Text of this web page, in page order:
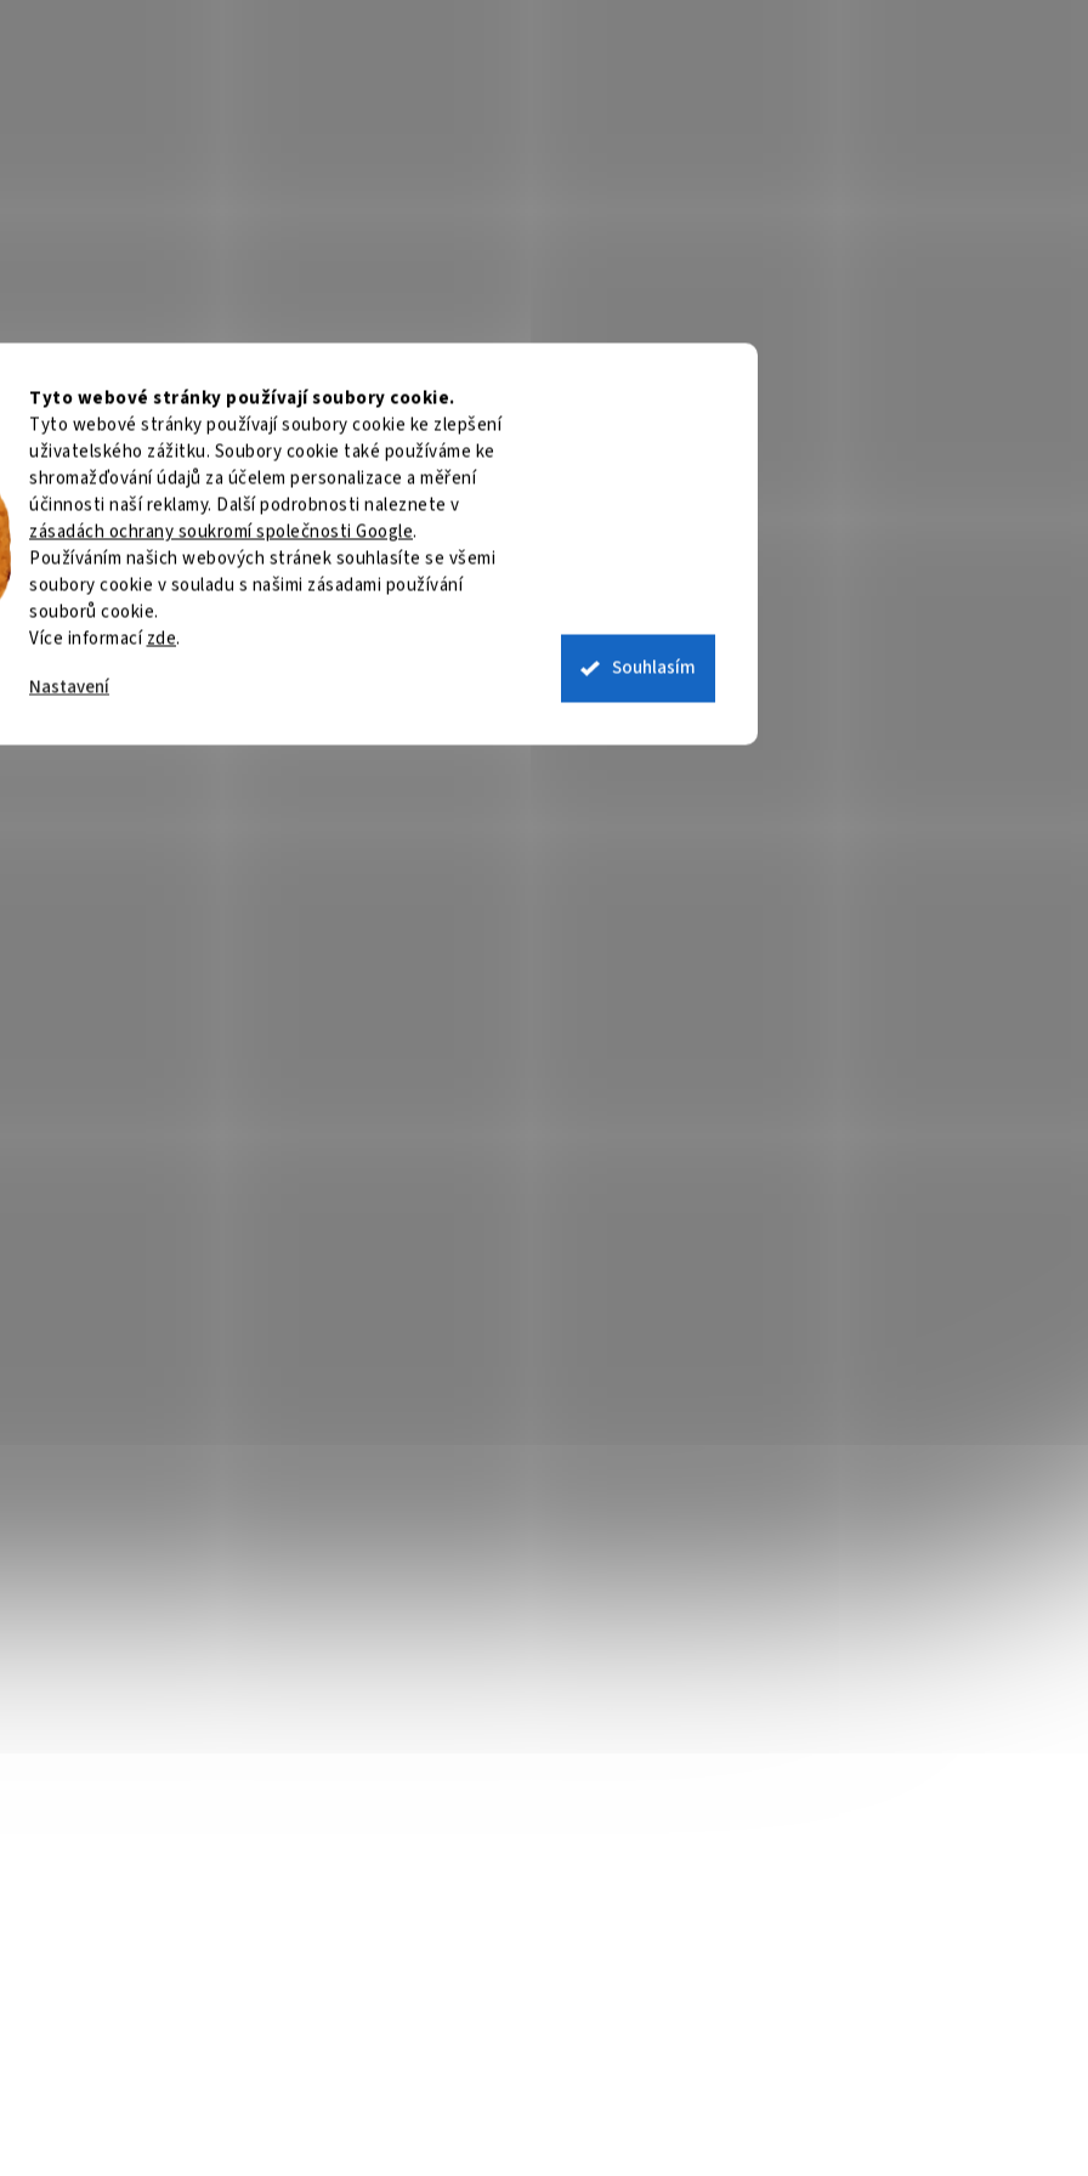
Tyto webové stránky používají soubory cookie.
Tyto webové stránky používají soubory cookie ke zlepšení
uživatelského zážitku. Soubory cookie také používáme ke
shromažďování údajů za účelem personalizace a měření
účinnosti naší reklamy. Další podrobnosti naleznete v
zásadách ochrany soukromí společnosti Google.
Používáním našich webových stránek souhlasíte se všemi
soubory cookie v souladu s našimi zásadami používání
souborů cookie.
Více informacízde.
Nastavení
Souhlasím